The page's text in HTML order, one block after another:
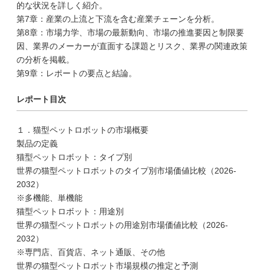
的な状況を詳しく紹介。
第7章：産業の上流と下流を含む産業チェーンを分析。
第8章：市場力学、市場の最新動向、市場の推進要因と制限要
因、業界のメーカーが直面する課題とリスク、業界の関連政策
の分析を掲載。
第9章：レポートの要点と結論。
レポート目次
１．猫型ペットロボットの市場概要
製品の定義
猫型ペットロボット：タイプ別
世界の猫型ペットロボットのタイプ別市場価値比較（2026-
2032）
※多機能、単機能
猫型ペットロボット：用途別
世界の猫型ペットロボットの用途別市場価値比較（2026-
2032）
※専門店、百貨店、ネット通販、その他
世界の猫型ペットロボット市場規模の推定と予測